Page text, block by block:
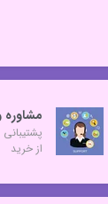
مشاوره
از خرید